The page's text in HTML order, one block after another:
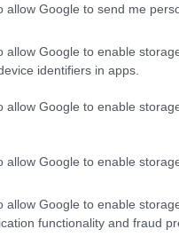
allow Google to send me
allow Google to enable
identifiers in apps.
allow Google to enable
allow Google to enable
allow Google to enable
functionality and fraud
hangulata – Jön a
#microsoft
Xbox One Xbox Series X